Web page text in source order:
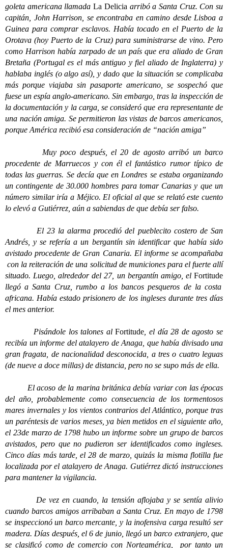
goleta americana llamadaLa Delicia arribó a Santa Cruz. Con su
capitán, John Harrison, se encontraba en camino desde Lisboa a
Guinea para comprar esclavos. Había tocado en el Puerto de la
Orotava (hoy Puerto de la Cruz) para suministrarse de vino. Pero
como Harrison había zarpado de un país que era aliado de Gran
Bretaña (Portugal es el más antiguo y fiel aliado de Inglaterra) y
hablaba inglés (o algo así), y dado que la situación se complicaba
más porque viajaba sin pasaporte americano, se sospechó que
fuese un espía anglo-americano. Sin embargo, tras la inspección de
la documentación y la carga, se consideró que era representante de
una nación amiga. Se permitieron las vistas de barcos americanos,
porque América recibió esa consideración de “nación amiga”
Muy poco después, el 20 de agosto arribó un barco
procedente de Marruecos y con él el fantástico rumor típico de
todas las guerras. Se decía que en Londres se estaba organizando
un contingente de 30.000 hombres para tomar Canarias y que un
número similar iría a Méjico. El oficial al que se relató este cuento
lo elevó a Gutiérrez, aún a sabiendas de que debía ser falso.
El 23 la alarma procedió del pueblecito costero de San
Andrés, y se refería a un bergantín sin identificar que había sido
avistado procedente de Gran Canaria. El informe se acompañaba
con la reiteración de una solicitud de municiones para el fuerte allí
situado. Luego, alrededor del 27, un bergantín amigo, el Fortitude
llegó a Santa Cruz, rumbo a los bancos pesqueros de la costa
africana. Había estado prisionero de los ingleses durante tres días
el mes anterior.
Pisándole los talones alFortitude , el día 28 de agosto se
recibía un informe del atalayero de Anaga, que había divisado una
gran fragata, de nacionalidad desconocida, a tres o cuatro leguas
(de nueve a doce millas) de distancia, pero no se supo más de ella.
El acoso de la marina británica debía variar con las épocas
del año, probablemente como consecuencia de los tormentosos
mares invernales y los vientos contrarios del Atlántico, porque tras
un paréntesis de varios meses, ya bien metidos en el siguiente año,
el 23de marzo de 1798 hubo un informe sobre un grupo de barcos
avistados, pero que no pudieron ser identificados como ingleses.
Cinco días más tarde, el 28 de marzo, quizás la misma flotilla fue
localizada por el atalayero de Anaga. Gutiérrez dictó instrucciones
para mantener la vigilancia.
De vez en cuando, la tensión aflojaba y se sentía alivio
cuando barcos amigos arribaban a Santa Cruz. En mayo de 1798
se inspeccionó un barco mercante, y la inofensiva carga resultó ser
madera. Días después, el 6 de junio, llegó un barco extranjero, que
se clasificó como de comercio con Norteamérica, por tanto un